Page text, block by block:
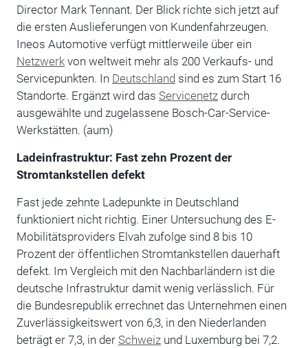
Director Mark Tennant. Der Blick richte sich jetzt auf
die ersten Auslieferungen von Kundenfahrzeugen.
Ineos Automotive verfügt mittlerweile über ein
Netzwerkvon weltweit mehr als 200 Verkaufs- und
Servicepunkten. In Deutschland sind es zum Start 16
Standorte. Ergänzt wird das Servicenetzdurch
ausgewählte und zugelassene Bosch-Car-Service-
Werkstätten. (aum)
Ladeinfrastruktur: Fast zehn Prozent der
Stromtankstellen defekt
Fast jede zehnte Ladepunkte in Deutschland
funktioniert nicht richtig. Einer Untersuchung des E-
Mobilitätsproviders Elvah zufolge sind 8 bis 10
Prozent der öffentlichen Stromtankstellen dauerhaft
defekt. Im Vergleich mit den Nachbarländern ist die
deutsche Infrastruktur damit wenig verlässlich. Für
die Bundesrepublik errechnet das Unternehmen einen
Zuverlässigkeitswert von 6,3, in den Niederlanden
beträgt er 7,3, in der Schweizund Luxemburg bei 7,2.